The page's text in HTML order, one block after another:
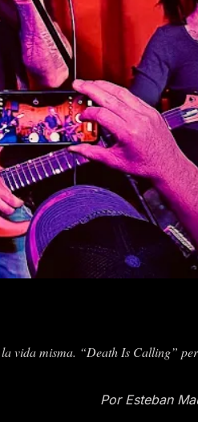
vida misma. “Death Is Calling”
Por Esteban